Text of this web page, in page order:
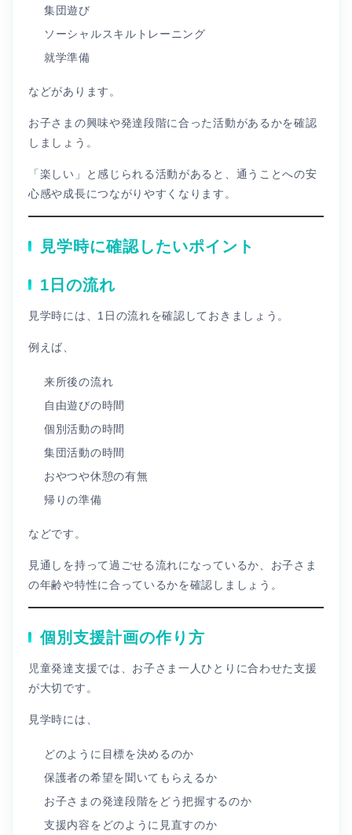
集団遊び
ソーシャルスキルトレーニング
就学準備
などがあります。
お子さまの興味や発達段階に合った活動があるかを確認
しましょう。
「楽しい」と感じられる活動があると、通うことへの安
心感や成長につながりやすくなります。
見学時に確認したいポイント
1日の流れ
見学時には、1日の流れを確認しておきましょう。
例えば、
来所後の流れ
自由遊びの時間
個別活動の時間
集団活動の時間
おやつや休憩の有無
帰りの準備
などです。
見通しを持って過ごせる流れになっているか、お子さま
の年齢や特性に合っているかを確認しましょう。
個別支援計画の作り方
児童発達支援では、お子さま一人ひとりに合わせた支援
が大切です。
見学時には、
どのように目標を決めるのか
保護者の希望を聞いてもらえるか
お子さまの発達段階をどう把握するのか
支援内容をどのように見直すのか